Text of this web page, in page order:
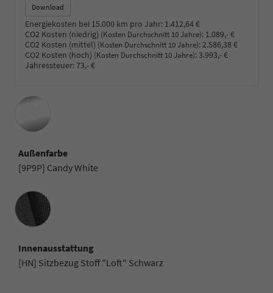
Download
Energiekosten bei 15.000 km pro Jahr: 1.412,64 €
CO2 Kosten (niedrig) (Kosten Durchschnitt 10 Jahre): 1.089,- €
CO2 Kosten (mittel) (Kosten Durchschnitt 10 Jahre): 2.586,38 €
CO2 Kosten (hoch) (Kosten Durchschnitt 10 Jahre):3.993,- €
Jahressteuer:73,- €
Außenfarbe
[9P9P] Candy White
Innenausstattung
Innenausstattung
[HN] Sitzbezug Stoff "Loft" Schwarz